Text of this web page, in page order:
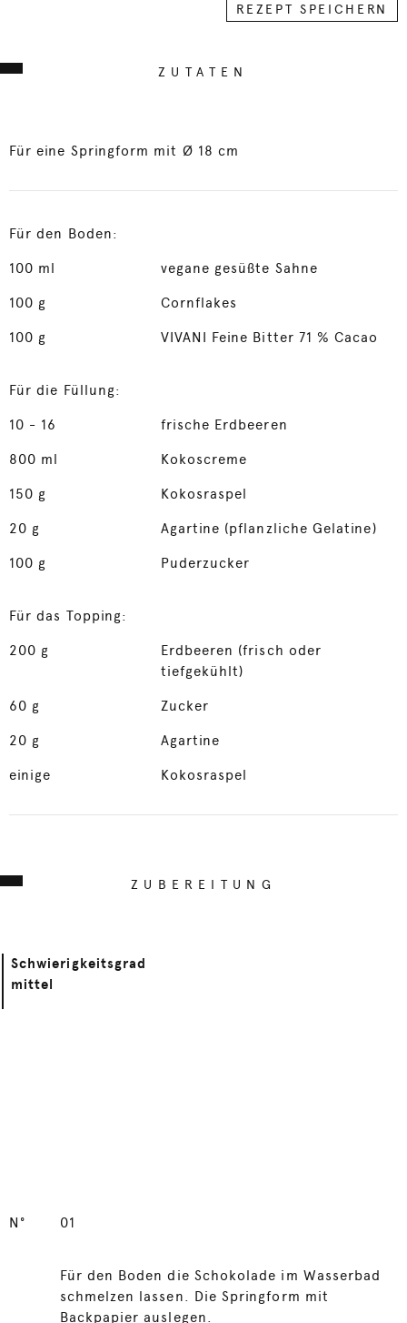
REZEPT SPEICHERN
ZUTATEN
Für eine Springform mit Ø 18 cm
Für den Boden:
100 ml vegane gesüßte Sahne
100 g Cornflakes
100 g VIVANI Feine Bitter 71 % Cacao
Für die Füllung:
10 - 16 frische Erdbeeren
800 ml Kokoscreme
150 g Kokosraspel
20 g Agartine (pflanzliche Gelatine)
100 g Puderzucker
Für das Topping:
200 g
Erdbeeren (frisch oder
tiefgekühlt)
60 g Zucker
20 g Agartine
einige Kokosraspel
ZUBEREITUNG
Schwierigkeitsgrad
mittel
N° 01
Für den Boden die Schokolade im Wasserbad
schmelzen lassen. Die Springform mit
Backpapier auslegen.